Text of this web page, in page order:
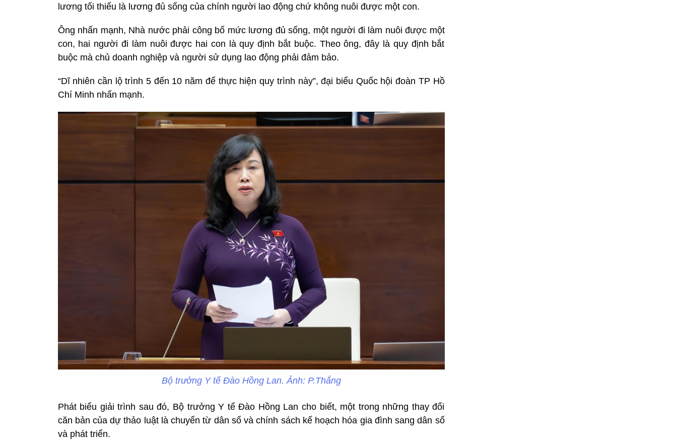
lương tối thiểu là lương đủ sống của chính người lao động chứ không nuôi được một con.
Ông nhấn mạnh, Nhà nước phải công bố mức lương đủ sống, một người đi làm nuôi được một
con, hai người đi làm nuôi được hai con là quy định bắt buộc. Theo ông, đây là quy định bắt
buộc mà chủ doanh nghiệp và người sử dụng lao động phải đảm bảo.
“Dĩ nhiên cần lộ trình 5 đến 10 năm để thực hiện quy trình này”, đại biểu Quốc hội đoàn TP Hồ
Chí Minh nhấn mạnh.
Bộ trưởng Y tế Đào Hồng Lan. Ảnh: P.Thắng
Phát biểu giải trình sau đó, Bộ trưởng Y tế Đào Hồng Lan cho biết, một trong những thay đổi
căn bản của dự thảo luật là chuyển từ dân số và chính sách kế hoạch hóa gia đình sang dân số
và phát triển.